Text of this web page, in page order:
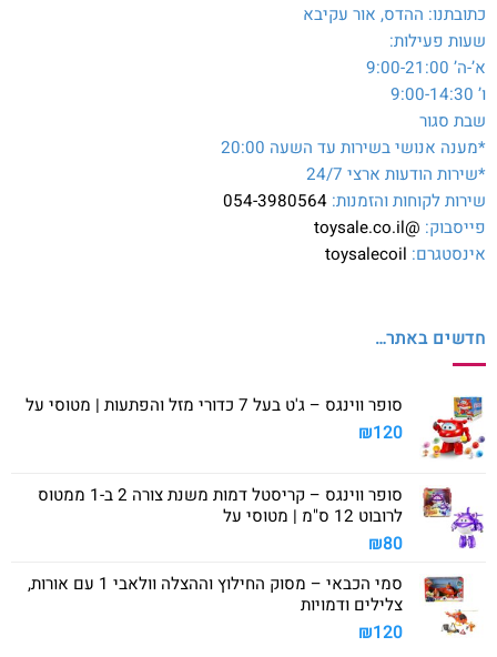
כתובתנו: ההדס, אור עקיבא
שעות פעילות:
א’-ה’ 9:00-21:00
ו’ 9:00-14:30
שבת סגור
*מענה אנושי בשירות עד השעה 20:00
*שירות הודעות ארצי 24/7
שירות לקוחות והזמנות: 054-3980564
פייסבוק: @toysale.co.il
אינסטגרם: toysalecoil
חדשים באתר…
סופר ווינגס – ג'ט בעל 7 כדורי מזל והפתעות | מטוסי על
₪120
סופר ווינגס – קריסטל דמות משנת צורה 2 ב-1 ממטוס
לרובוט 12 ס"מ | מטוסי על
₪80
סמי הכבאי – מסוק החילוץ וההצלה וולאבי 1 עם אורות,
צלילים ודמויות
₪120